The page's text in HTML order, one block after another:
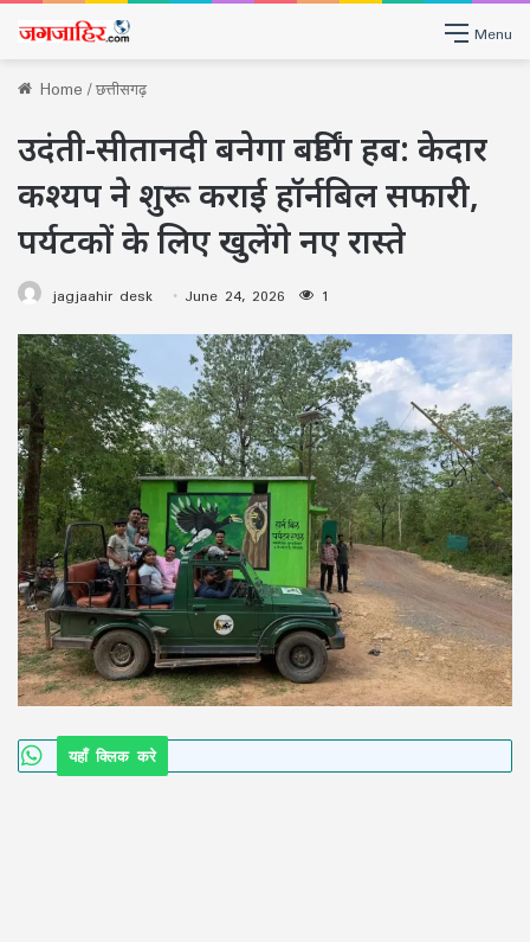
Menu
Home/छत्तीसगढ़
उदंती-सीतानदी बनेगा बर्डिंग हब: केदार
कश्यप ने शुरू कराई हॉर्नबिल सफारी,
पर्यटकों के लिए खुलेंगे नए रास्ते
jagjaahir desk June 24, 2026 1
यहाँ क्लिक करे